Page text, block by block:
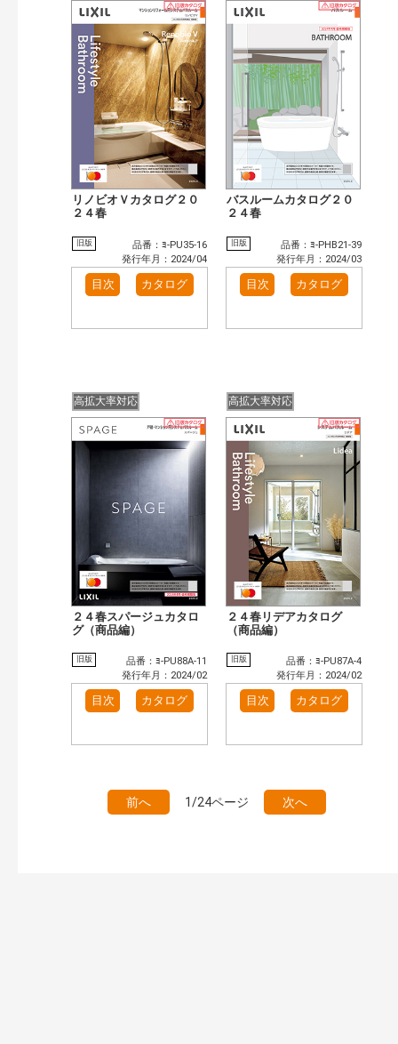
リノビオＶカタログ２０
２４春
旧版
品番：ﾖ-PU35-16
発行年月：2024/04
目次 カタログ
バスルームカタログ２０
２４春
旧版
品番：ﾖ-PHB21-39
発行年月：2024/03
目次 カタログ
高拡大率対応
２４春スパージュカタロ
グ（商品編）
旧版
品番：ﾖ-PU88A-11
発行年月：2024/02
目次 カタログ
高拡大率対応
２４春リデアカタログ
（商品編）
旧版
品番：ﾖ-PU87A-4
発行年月：2024/02
目次 カタログ
前へ 1/24ページ 次へ